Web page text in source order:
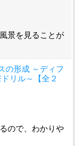
景を見ることが
の形成 ～ディフ
リル～【全２
ので、わかりや